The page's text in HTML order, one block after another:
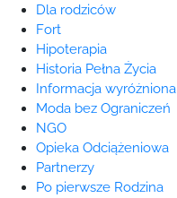
Dla rodziców
Fort
Hipoterapia
Historia Pełna Życia
Informacja wyróżniona
Moda bez Ograniczeń
NGO
Opieka Odciążeniowa
Partnerzy
Po pierwsze Rodzina